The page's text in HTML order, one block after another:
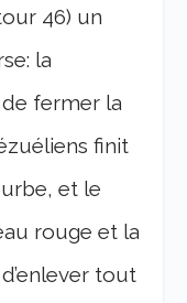
46) un
la
fermer la
finit
et le
rouge et la
tout